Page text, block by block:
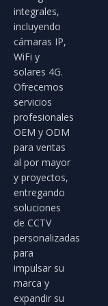
integrales,
incluyendo
cámaras IP,
WiFi y
solares 4G.
Ofrecemos
servicios
profesionales
OEM y ODM
para ventas
al por mayor
y proyectos,
entregando
soluciones
de CCTV
personalizadas
para
impulsar su
marca y
expandir su